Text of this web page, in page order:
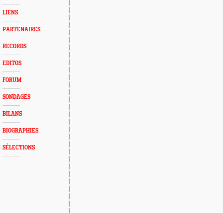
LIENS
PARTENAIRES
RECORDS
EDITOS
FORUM
SONDAGES
BILANS
BIOGRAPHIES
SÉLECTIONS